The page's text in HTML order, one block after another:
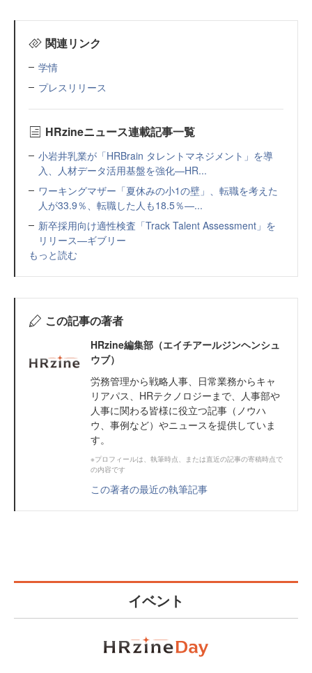
関連リンク
学情
プレスリリース
HRzineニュース連載記事一覧
小岩井乳業が「HRBrain タレントマネジメント」を導
入、人材データ活用基盤を強化—HR...
ワーキングマザー「夏休みの小1の壁」、転職を考えた
人が33.9％、転職した人も18.5％—...
新卒採用向け適性検査「Track Talent Assessment」を
リリース—ギブリー
もっと読む
この記事の著者
HRzine編集部（エイチアールジンヘンシュ
ウブ）
労務管理から戦略人事、日常業務からキャ
リアパス、HRテクノロジーまで、人事部や
人事に関わる皆様に役立つ記事（ノウハ
ウ、事例など）やニュースを提供していま
す。
※プロフィールは、執筆時点、または直近の記事の寄稿時点で
の内容です
この著者の最近の執筆記事
イベント